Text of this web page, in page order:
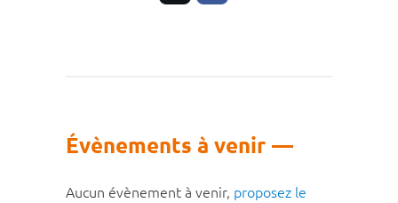
Évènements à venir
Aucun évènement à venir, proposez le